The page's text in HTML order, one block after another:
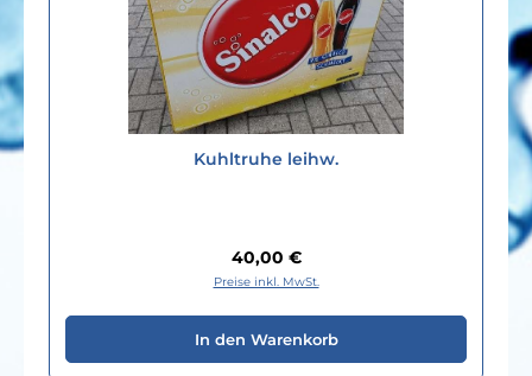
Kuhltruhe leihw.
Regulärer Preis:
40,00 €
Preise inkl. MwSt.
In den Warenkorb